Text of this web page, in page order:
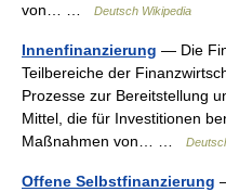
von… …
Deutsch Wikipedia
Innenfinanzierung — Die
Teilbereiche der
Prozesse zur Bereitstellung
Mittel, die für Investitionen
Maßnahmen von… …
Offene Selbstfinanzierung